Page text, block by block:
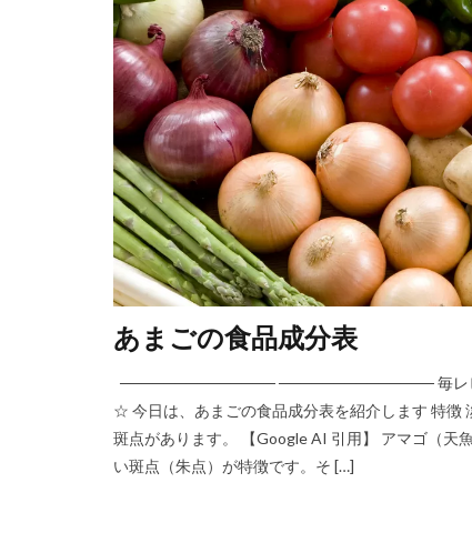
あまごの食品成分表
────────────── ────────────── 毎レピ『
☆ 今日は、あまごの食品成分表を紹介します 特徴
斑点があります。 【Google AI 引用】 アマゴ（天
い斑点（朱点）が特徴です。そ […]